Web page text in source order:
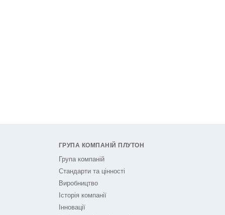
ГРУПА КОМПАНІЙ ПЛУТОН
Група компаній
Стандарти та цінності
Виробництво
Історія компанії
Інновації